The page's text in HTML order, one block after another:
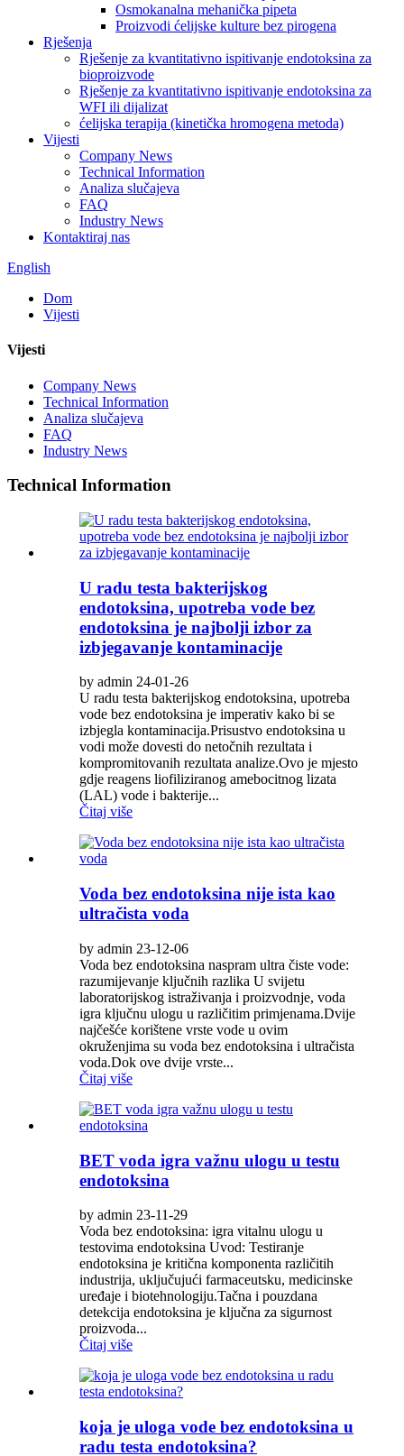
Osmokanalna mehanička pipeta
Proizvodi ćelijske kulture bez pirogena
Rješenja
Rješenje za kvantitativno ispitivanje endotoksina za
bioproizvode
Rješenje za kvantitativno ispitivanje endotoksina za
WFI ili dijalizat
ćelijska terapija (kinetička hromogena metoda)
Vijesti
Company News
Technical Information
Analiza slučajeva
FAQ
Industry News
Kontaktiraj nas
English
Dom
Vijesti
Vijesti
Company News
Technical Information
Analiza slučajeva
FAQ
Industry News
Technical Information
U radu testa bakterijskog
endotoksina, upotreba vode bez
endotoksina je najbolji izbor za
izbjegavanje kontaminacije
by admin 24-01-26
U radu testa bakterijskog endotoksina, upotreba
vode bez endotoksina je imperativ kako bi se
izbjegla kontaminacija.Prisustvo endotoksina u
vodi može dovesti do netočnih rezultata i
kompromitovanih rezultata analize.Ovo je mjesto
gdje reagens liofiliziranog amebocitnog lizata
(LAL) vode i bakterije...
Čitaj više
Voda bez endotoksina nije ista kao
ultračista voda
by admin 23-12-06
Voda bez endotoksina naspram ultra čiste vode:
razumijevanje ključnih razlika U svijetu
laboratorijskog istraživanja i proizvodnje, voda
igra ključnu ulogu u različitim primjenama.Dvije
najčešće korištene vrste vode u ovim
okruženjima su voda bez endotoksina i ultračista
voda.Dok ove dvije vrste...
Čitaj više
BET voda igra važnu ulogu u testu
endotoksina
by admin 23-11-29
Voda bez endotoksina: igra vitalnu ulogu u
testovima endotoksina Uvod: Testiranje
endotoksina je kritična komponenta različitih
industrija, uključujući farmaceutsku, medicinske
uređaje i biotehnologiju.Tačna i pouzdana
detekcija endotoksina je ključna za sigurnost
proizvoda...
Čitaj više
koja je uloga vode bez endotoksina u
radu testa endotoksina?